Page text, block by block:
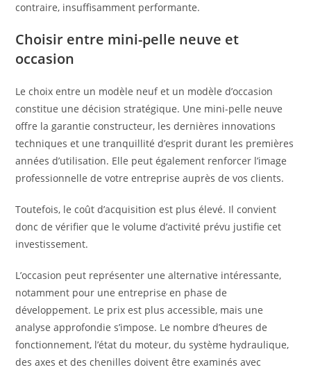
contraire, insuffisamment performante.
Choisir entre mini-pelle neuve et
occasion
Le choix entre un modèle neuf et un modèle d’occasion
constitue une décision stratégique. Une mini-pelle neuve
offre la garantie constructeur, les dernières innovations
techniques et une tranquillité d’esprit durant les premières
années d’utilisation. Elle peut également renforcer l’image
professionnelle de votre entreprise auprès de vos clients.
Toutefois, le coût d’acquisition est plus élevé. Il convient
donc de vérifier que le volume d’activité prévu justifie cet
investissement.
L’occasion peut représenter une alternative intéressante,
notamment pour une entreprise en phase de
développement. Le prix est plus accessible, mais une
analyse approfondie s’impose. Le nombre d’heures de
fonctionnement, l’état du moteur, du système hydraulique,
des axes et des chenilles doivent être examinés avec